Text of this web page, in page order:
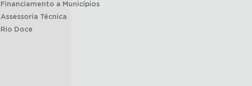
Financiamento a Municípios
Assessoria Técnica
Rio Doce